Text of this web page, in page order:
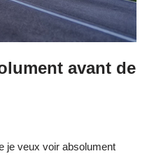
avant de
je veux voir absolument